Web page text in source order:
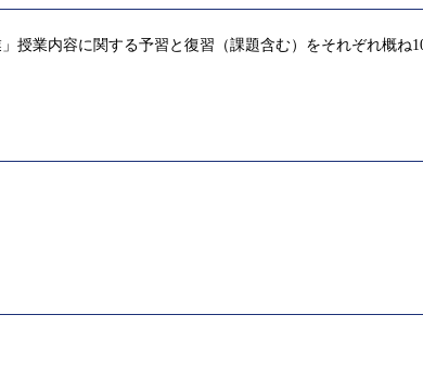
業内容に関する予習と復習（課題含む）をそれぞれ概ね